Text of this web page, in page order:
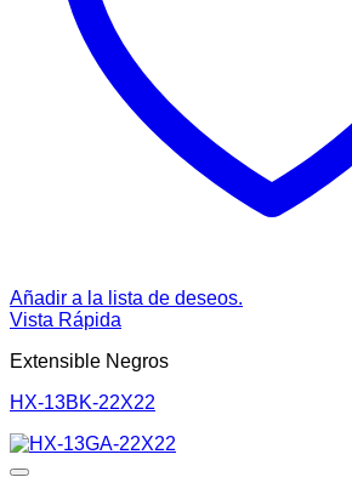
Añadir a la lista de deseos.
Vista Rápida
Extensible Negros
HX-13BK-22X22